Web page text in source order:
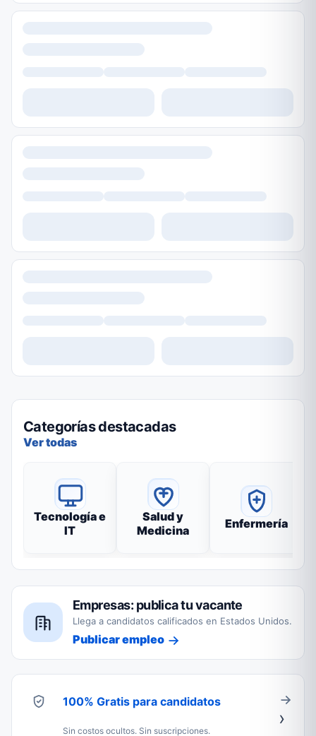
Categorías destacadas
Ver todas
Tecnología e
IT
Salud y
Medicina
Enfermería
Empresas: publica tu vacante
Llega a candidatos calificados en Estados Unidos.
Publicar empleo
100% Gratis para candidatos
Sin costos ocultos. Sin suscripciones.